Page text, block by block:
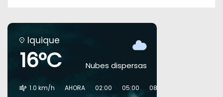
Iquique
16°C Nubes dispersas
1.0 km/h
AHORA 02:00 05:00 08:00